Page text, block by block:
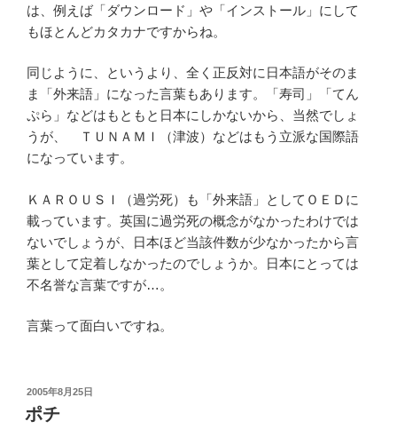
は、例えば「ダウンロード」や「インストール」にして
もほとんどカタカナですからね。
同じように、というより、全く正反対に日本語がそのま
ま「外来語」になった言葉もあります。「寿司」「てん
ぷら」などはもともと日本にしかないから、当然でしょ
うが、 ＴＵＮＡＭＩ（津波）などはもう立派な国際語
になっています。
ＫＡＲＯＵＳＩ（過労死）も「外来語」としてＯＥＤに
載っています。英国に過労死の概念がなかったわけでは
ないでしょうが、日本ほど当該件数が少なかったから言
葉として定着しなかったのでしょうか。日本にとっては
不名誉な言葉ですが…。
言葉って面白いですね。
投
稿
日:
2005年8月25日
ポチ